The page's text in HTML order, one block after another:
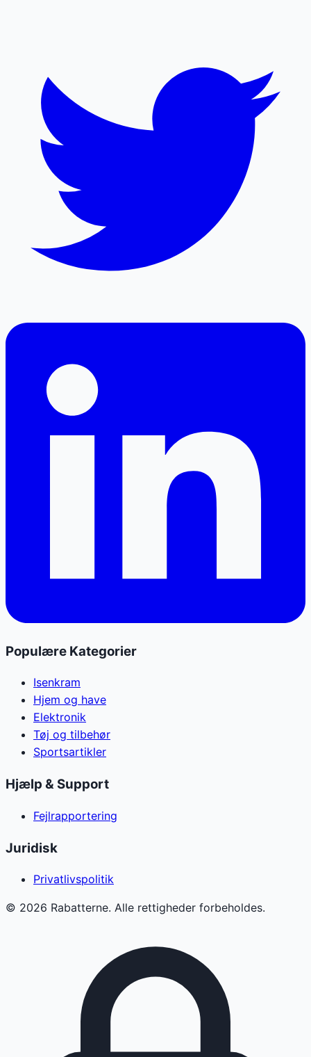
Populære Kategorier
Isenkram
Hjem og have
Elektronik
Tøj og tilbehør
Sportsartikler
Hjælp & Support
Fejlrapportering
Juridisk
Privatlivspolitik
© 2026 Rabatterne. Alle rettigheder forbeholdes.